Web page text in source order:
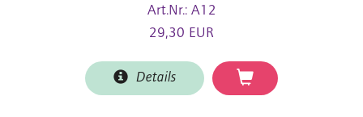
Art.Nr.: A12
29,30 EUR
Details